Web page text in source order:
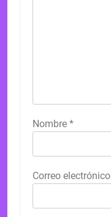
Nombre *
Correo electrónico